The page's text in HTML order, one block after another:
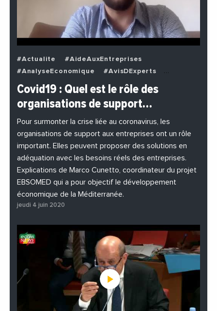
#Actualite
#AideAuxEntreprises
#AnalyseEconomique
#AvisDExperts
#BuzzNews
#Decideurs
#EchangesMediterraneens
#Economie
#EnDirectDe
#Entreprises
#Institutions
#PhotosEtVideos
Covid19 : Quel est le rôle des
organisations de support…
Pour surmonter la crise liée au coronavirus, les
organisations de support aux entreprises ont un rôle
important. Elles peuvent proposer des solutions en
adéquation avec les besoins réels des entreprises.
Explications de Marco Cunetto, coordinateur du projet
EBSOMED qui a pour objectif le développement
économique de la Méditerranée.
jeudi 4 juin 2020